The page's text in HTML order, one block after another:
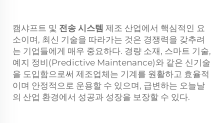
캠샤프트 및 전송 시스템 제조 산업에서 핵심적인 요
소이며, 최신 기술을 따라가는 것은 경쟁력을 갖추려
는 기업들에게 매우 중요하다. 경량 소재, 스마트 기술,
예지 정비(Predictive Maintenance)와 같은 신기술
을 도입함으로써 제조업체는 기계를 원활하고 효율적
이며 안정적으로 운용할 수 있으며, 급변하는 오늘날
의 산업 환경에서 성공과 성장을 보장할 수 있다.